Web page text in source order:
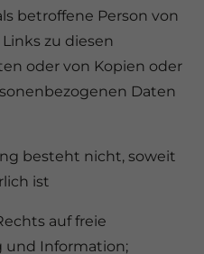
betroffene Person von
zu diesen
oder von Kopien oder
Daten
besteht nicht, soweit
ist
auf freie
und Information;